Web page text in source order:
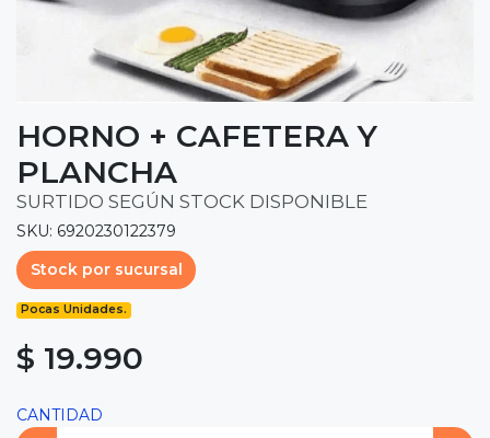
HORNO + CAFETERA Y
PLANCHA
SURTIDO SEGÚN STOCK DISPONIBLE
SKU: 6920230122379
Stock por sucursal
Pocas Unidades.
$ 19.990
CANTIDAD